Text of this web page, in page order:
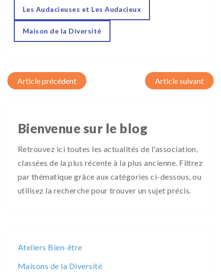
Les Audacieuses et Les Audacieux
Maison de la Diversité
Post navigation
Bienvenue sur le blog
Retrouvez ici toutes les actualités de l'association,
classées de la plus récente à la plus ancienne. Filtrez
par thématique grâce aux catégories ci-dessous, ou
utilisez la recherche pour trouver un sujet précis.
Ateliers Bien-être
Maisons de la Diversité